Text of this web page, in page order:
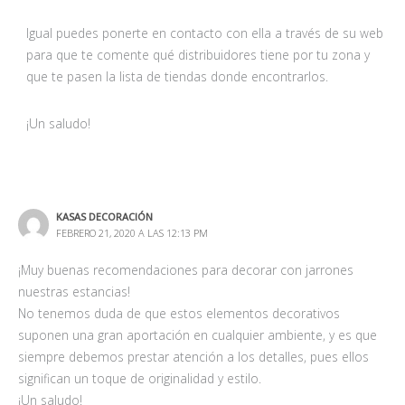
Igual puedes ponerte en contacto con ella a través de su web
para que te comente qué distribuidores tiene por tu zona y
que te pasen la lista de tiendas donde encontrarlos.
¡Un saludo!
KASAS DECORACIÓN
FEBRERO 21, 2020 A LAS 12:13 PM
¡Muy buenas recomendaciones para decorar con jarrones
nuestras estancias!
No tenemos duda de que estos elementos decorativos
suponen una gran aportación en cualquier ambiente, y es que
siempre debemos prestar atención a los detalles, pues ellos
significan un toque de originalidad y estilo.
¡Un saludo!